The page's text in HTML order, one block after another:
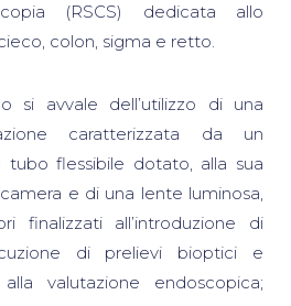
(RSCS) dedicata allo
colon, sigma e retto.
si avvale dell’utilizzo di una
caratterizzata da un
tubo flessibile dotato, alla sua
e di una lente luminosa,
finalizzati all’introduzione di
di prelievi bioptici e
valutazione endoscopica;